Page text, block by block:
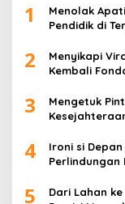
1
Menolak
Pendidik di
2
Menyikapi
Kembali
3
Mengetuk
4
Ironi si
Perlindungan
5
Dari Lahan